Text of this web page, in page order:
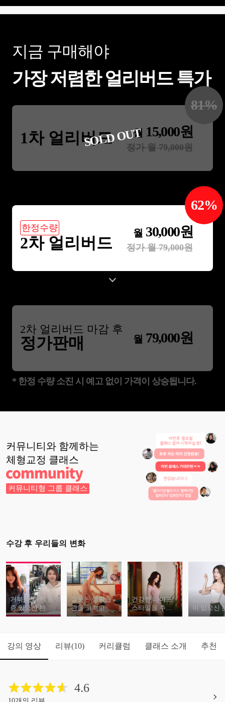
지금 구매해야
가장 저렴한 얼리버드 특가
1차 얼리버드 월 15,000원
정가 월79,000원
81%
SOLD OUT
한정수량
2차 얼리버드
월 30,000원
정가 월79,000원
62%
2차 얼리버드 마감 후
정가판매 월 79,000원
* 한정 수량 소진 시 예고 없이 가격이 상승됩니다.
커뮤니티와 함께하는
체형교정 클래스
커뮤니티형 그룹 클래스
수강 후 우리들의 변화
거북목, 어깨 통
증 있으신 분
잘못된 생활습
관을 고치고 싶
은 분
건강한 라이프
스타일을 추구
하는 분
만성적인
이 있으신
강의 영상 리뷰(10) 커리큘럼 클래스 소개 추천
4.6